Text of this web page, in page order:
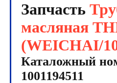
Запчасть
масляная
(WEICHAI/
Каталожный
1001194511